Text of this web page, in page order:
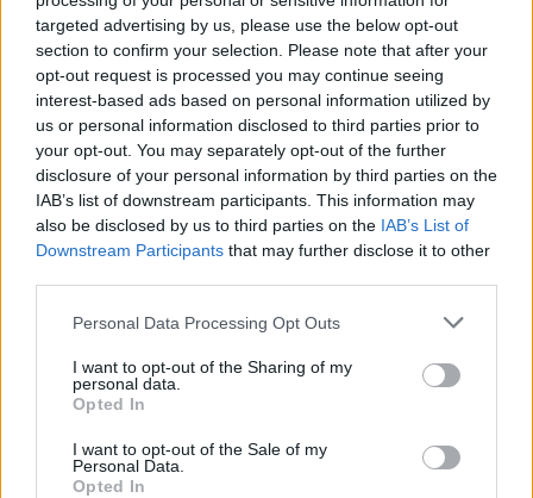
targeted advertising by us, please use the below opt-out
section to confirm your selection. Please note that after your
opt-out request is processed you may continue seeing
interest-based ads based on personal information utilized by
us or personal information disclosed to third parties prior to
your opt-out. You may separately opt-out of the further
disclosure of your personal information by third parties on the
IAB’s list of downstream participants. This information may
also be disclosed by us to third parties on the IAB’s List of
Downstream Participants that may further disclose it to other
Personal Data Processing Opt Outs
I want to opt-out of the Sharing of my
personal data.
Opted In
I want to opt-out of the Sale of my
Personal Data.
Opted In
Pripravte vašu pokožku
na sychravé dni
Starostlivosť o pleť v
lete
HODNOTENIE OBCHODU
Objednávala som po prvý
krát cez váš obchod. Tovar
bol doručený včas a v
poriadku . Prvá skúsenosť
Renata H.
Spokojnosť na 100%